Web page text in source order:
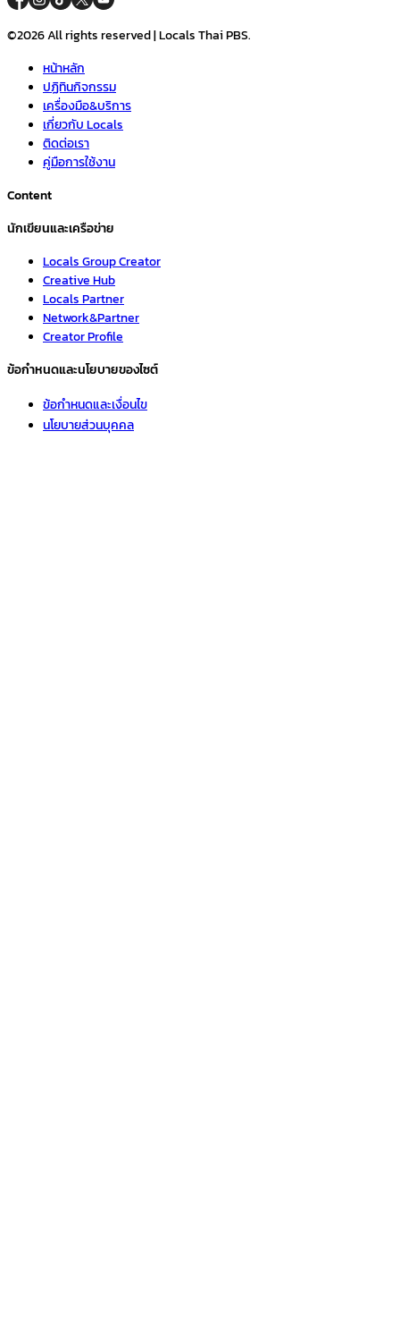
©2026 All rights reserved | Locals Thai PBS.
หน้าหลัก
ปฏิทินกิจกรรม
เครื่องมือ&บริการ
เกี่ยวกับ Locals
ติดต่อเรา
คู่มือการใช้งาน
Content
นักเขียนและเครือข่าย
Locals Group Creator
Creative Hub
Locals Partner
Network&Partner
Creator Profile
ข้อกำหนดและนโยบายของไซต์
ข้อกำหนดและเงื่อนไข
นโยบายส่วนบุคคล